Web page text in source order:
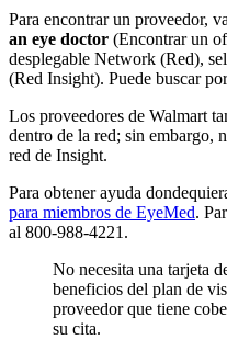
Para encontrar un proveedor,
an eye doctor (Encontrar un
desplegable Network (Red),
(Red Insight). Puede buscar
Los proveedores de Walmart
dentro de la red; sin embargo,
red de Insight.
Para obtener ayuda
para miembros de EyeMed.
al 800-988-4221.
No necesita una tarjeta
beneficios del plan de
proveedor que tiene
su cita.